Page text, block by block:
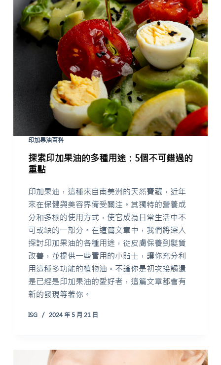
印加果油百科
探索印加果油的多種用途：5個不可錯過的
重點
印加果油，這種來自南美洲的天然寶藏，近年
來在保健與美容界備受關注。其獨特的營養成
分和多樣的使用方式，使它成為日常生活中不
可或缺的一部分。在這篇文章中，我們將深入
探討印加果油的各種用途，從皮膚保養到髮質
改善，並提供一些實用的小貼士，讓你充分利
用這種多功能的植物油。不論你是初次接觸還
是已經是印加果油的愛好者，這篇文章都會有
新的發現等著你。
ISG 2024 年 5 月 21 日